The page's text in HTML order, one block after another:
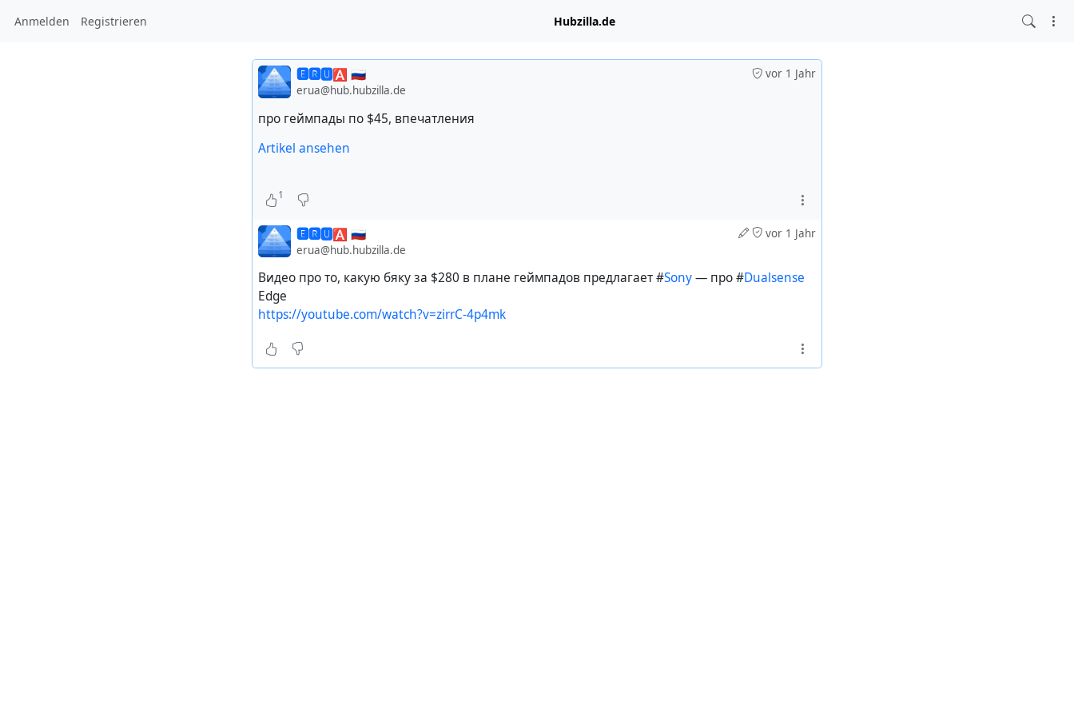
Anmelden Registrieren Hubzilla.de
vor 1 Jahr
🅴🆁🆄🅰 🇷🇺
erua@hub.hubzilla.de
про геймпады по $45, впечатления
Artikel ansehen
1
vor 1 Jahr
🅴🆁🆄🅰 🇷🇺
erua@hub.hubzilla.de
Видео про то, какую бяку за $280 в плане геймпадов предлагает #Sony— про #Dualsense
Edge
https://youtube.com/watch?v=zirrC-4p4mk